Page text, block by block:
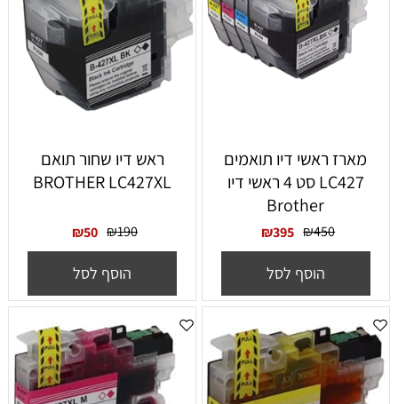
‏מארז ראשי דיו תואמים
LC427 סט 4 ראשי דיו
Brother
₪450
₪395
הוסף לסל
ראש דיו שחור תואם
BROTHER LC427XL
₪190
₪50
הוסף לסל